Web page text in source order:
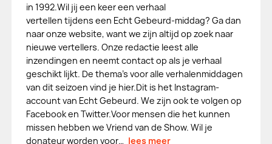
in 1992.Wil jij een keer een verhaal
vertellen tijdens een Echt Gebeurd-middag? Ga dan
naar onze website, want we zijn altijd op zoek naar
nieuwe vertellers. Onze redactie leest alle
inzendingen en neemt contact op als je verhaal
geschikt lijkt. De thema's voor alle verhalenmiddagen
van dit seizoen vind je hier.Dit is het Instagram-
account van Echt Gebeurd. We zijn ook te volgen op
Facebook en Twitter.Voor mensen die het kunnen
missen hebben we Vriend van de Show. Wil je
donateur worden voor… lees meer